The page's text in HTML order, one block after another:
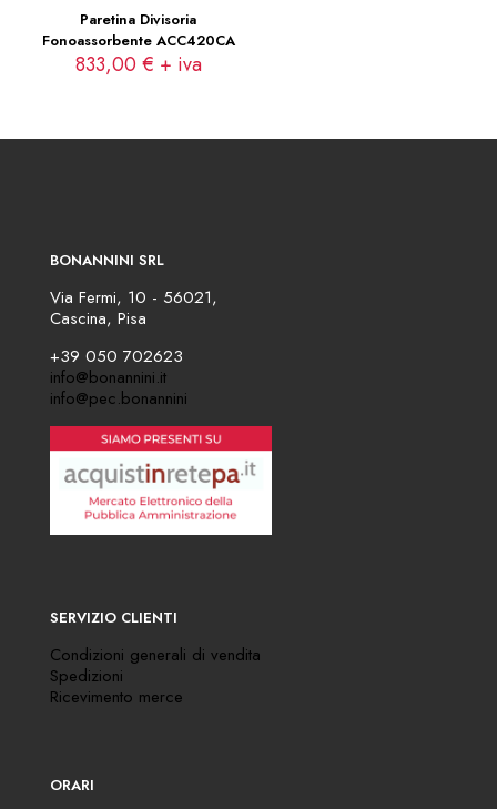
Paretina Divisoria
Fonoassorbente ACC420CA
833,00 € + iva
BONANNINI SRL
Via Fermi, 10 - 56021,
Cascina, Pisa
+39 050 702623
info@bonannini.it
info@pec.bonannini
SERVIZIO CLIENTI
Condizioni generali di vendita
Spedizioni
Ricevimento merce
ORARI